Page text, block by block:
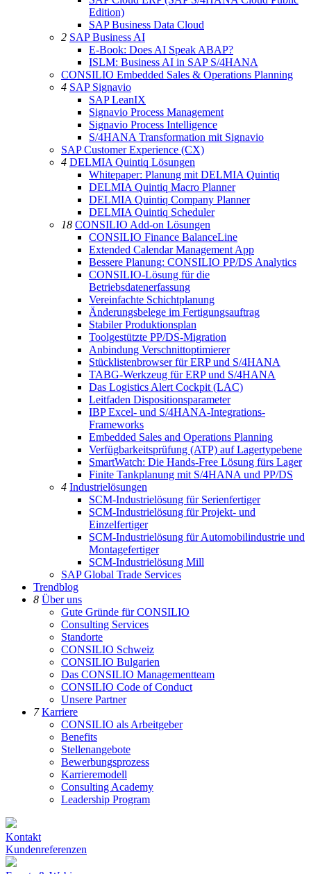
Edition)
SAP Business Data Cloud
2 SAP Business AI
E-Book: Does AI Speak ABAP?
ISLM: Business AI in SAP S/4HANA
CONSILIO Embedded Sales & Operations Planning
4 SAP Signavio
SAP LeanIX
Signavio Process Management
Signavio Process Intelligence
S/4HANA Transformation mit Signavio
SAP Customer Experience (CX)
4 DELMIA Quintiq Lösungen
Whitepaper: Planung mit DELMIA Quintiq
DELMIA Quintiq Macro Planner
DELMIA Quintiq Company Planner
DELMIA Quintiq Scheduler
18 CONSILIO Add-on Lösungen
CONSILIO Finance BalanceLine
Extended Calendar Management App
Bessere Planung: CONSILIO PP/DS Analytics
CONSILIO-Lösung für die
Betriebsdatenerfassung
Vereinfachte Schichtplanung
Änderungsbelege im Fertigungsauftrag
Stabiler Produktionsplan
Toolgestützte PP/DS-Migration
Anbindung Verschnittoptimierer
Stücklistenbrowser für ERP und S/4HANA
TABG-Werkzeug für ERP und S/4HANA
Das Logistics Alert Cockpit (LAC)
Leitfaden Dispositionsparameter
IBP Excel- und S/4HANA-Integrations-
Frameworks
Embedded Sales and Operations Planning
Verfügbarkeitsprüfung (ATP) auf Lagertypebene
SmartWatch: Die Hands-Free Lösung fürs Lager
Finite Tankplanung mit S/4HANA und PP/DS
4 Industrielösungen
SCM-Industrielösung für Serienfertiger
SCM-Industrielösung für Projekt- und
Einzelfertiger
SCM-Industrielösung für Automobilindustrie und
Montagefertiger
SCM-Industrielösung Mill
SAP Global Trade Services
Trendblog
8 Über uns
Gute Gründe für CONSILIO
Consulting Services
Standorte
CONSILIO Schweiz
CONSILIO Bulgarien
Das CONSILIO Managementteam
CONSILIO Code of Conduct
Unsere Partner
7Karriere
CONSILIO als Arbeitgeber
Benefits
Stellenangebote
Bewerbungsprozess
Karrieremodell
Consulting Academy
Leadership Program
Kontakt
Kundenreferenzen